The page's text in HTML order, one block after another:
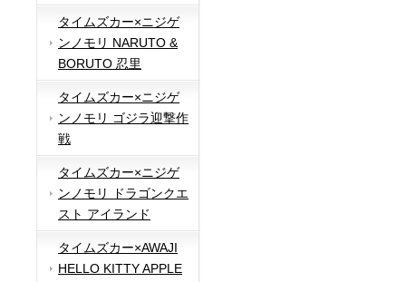
タイムズカー×ニジゲ
ンノモリ NARUTO &
BORUTO 忍里
タイムズカー×ニジゲ
ンノモリ ゴジラ迎撃作
戦
タイムズカー×ニジゲ
ンノモリ ドラゴンクエ
スト アイランド
タイムズカー×AWAJI
HELLO KITTY APPLE